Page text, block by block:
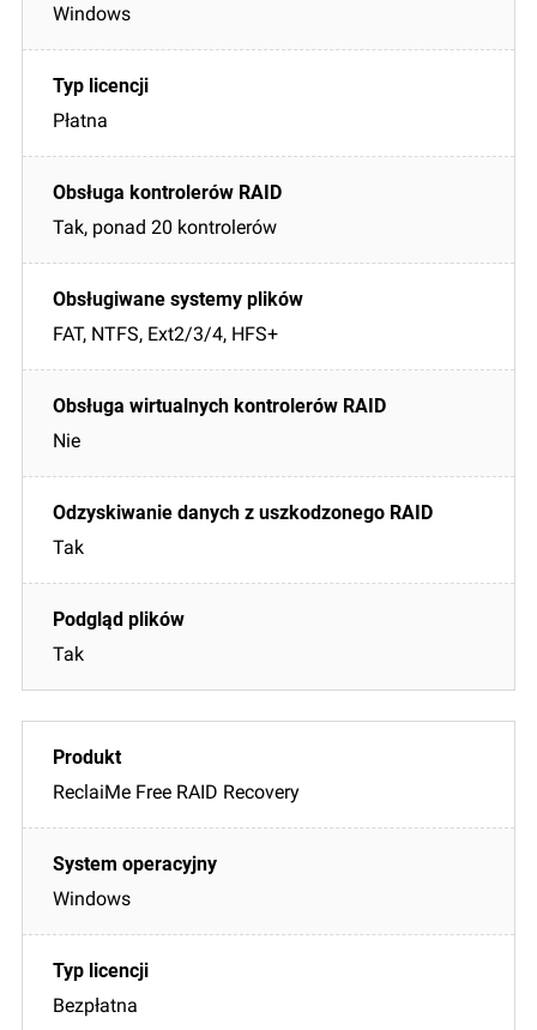
Windows
Płatna
Tak, ponad 20 kontrolerów
FAT, NTFS, Ext2/3/4, HFS+
Nie
Tak
Tak
ReclaiMe Free RAID Recovery
Windows
Bezpłatna